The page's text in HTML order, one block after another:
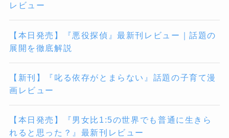
レビュー
【本日発売】『悪役探偵』最新刊レビュー｜話題の
展開を徹底解説
【新刊】『叱る依存がとまらない』話題の子育て漫
画レビュー
【本日発売】『男女比1:5の世界でも普通に生きら
れると思った？』最新刊レビュー